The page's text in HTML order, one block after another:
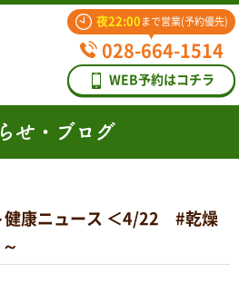
夜22:00 まで営業(予約優先)
028-664-1514
WEB予約はコチラ
せ・ブログ
ニュース ＜4/22 #乾燥